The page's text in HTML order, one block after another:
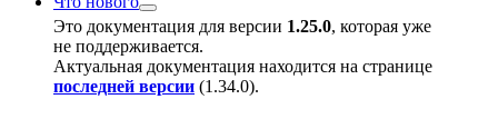
Это документация для версии 1.25.0, которая уже
не поддерживается.
Актуальная документация находится на странице
последней версии (1.34.0).